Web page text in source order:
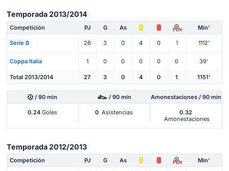
Temporada 2013/2014
Competición PJ G As PEN Min'
Serie B 26 3 0 4 0 1 1112'
Coppa Italia 1 0 0 0 0 0 39'
Total 2013/2014 27 3 0 4 0 1 1151'
/ 90 min / 90 min Amonestaciones / 90 min
0.24 Goles 0 Asistencias
0.32
Amonestaciones
Temporada 2012/2013
Competición PJ G As PEN Min'